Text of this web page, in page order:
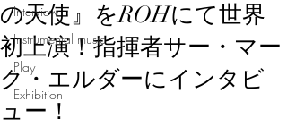
Interview
Instrumental music
Play
Exhibition
の天使』をROHにて世界
初上演！指揮者サー・マー
ク・エルダーにインタビ
ュー！